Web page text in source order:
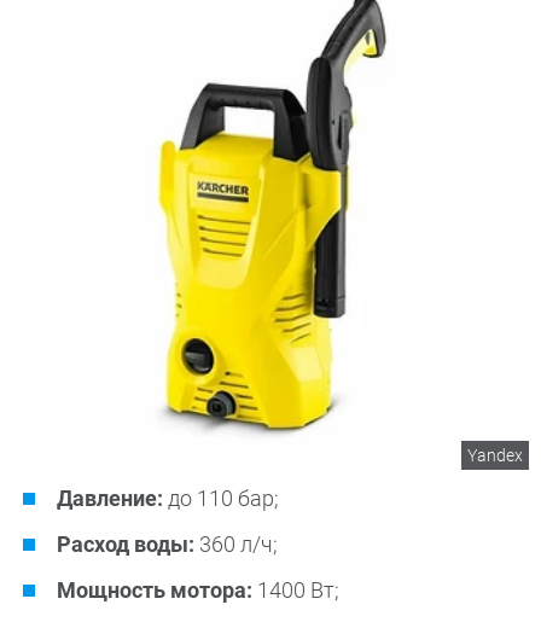
Yandex
Давление: до 110 бар;
Расход воды: 360 л/ч;
Мощность мотора: 1400 Вт;